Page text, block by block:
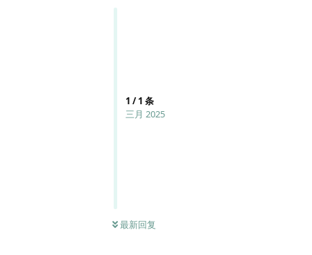
1 /1 条
三月 2025
最新回复